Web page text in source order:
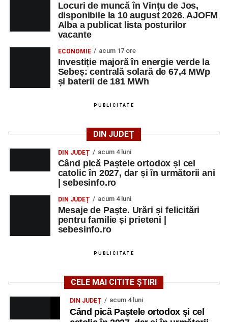
Locuri de muncă în Vințu de Jos,
disponibile la 10 august 2026. AJOFM
Alba a publicat lista posturilor
vacante
ECONOMIE acum 17 ore
Investiție majoră în energie verde la
Sebeș: centrală solară de 67,4 MWp
și baterii de 181 MWh
PUBLICITATE
DIN JUDEȚ
DIN JUDEȚ acum 4 luni
Când pică Paștele ortodox și cel
catolic în 2027, dar și în următorii ani
| sebesinfo.ro
DIN JUDEȚ acum 4 luni
Mesaje de Paște. Urări și felicitări
pentru familie și prieteni |
sebesinfo.ro
PUBLICITATE
CELE MAI CITITE ȘTIRI
DIN JUDEȚ acum 4 luni
Când pică Paștele ortodox și cel